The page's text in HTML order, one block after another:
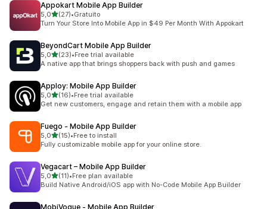
Appokart Mobile App Builder
5,0de 5 estrelas
(27)
27 total de avaliações
•Gratuito
Turn Your Store Into Mobile App in $49 Per Month With Appokart
BeyondCart Mobile App Builder
5,0de 5 estrelas
(23)
23 total de avaliações
•Free trial available
A native app that brings shoppers back with push and games
Apploy: Mobile App Builder
5,0de 5 estrelas
(16)
16 total de avaliações
•Free trial available
Get new customers, engage and retain them with a mobile app
Fuego ‑ Mobile App Builder
5,0de 5 estrelas
(15)
15 total de avaliações
•Free to install
Fully customizable mobile app for your online store.
Vegacart – Mobile App Builder
5,0de 5 estrelas
(11)
11 total de avaliações
•Free plan available
Build Native Android/iOS app with No-Code Mobile App Builder
MobiVogue ‑ Mobile App Builder